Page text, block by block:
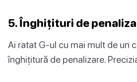
5. Înghițituri de
Ai ratat G-ul cu mai mult de un
înghițitură de penalizare.